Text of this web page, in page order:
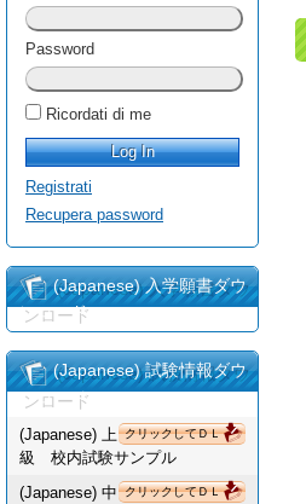
Password
Ricordati di me
Registrati
Recupera password
(Japanese) 入学願書ダウ
ンロード
(Japanese) 試験情報ダウ
ンロード
クリックしてＤＬ
(Japanese) 上
級 校内試験サンプル
クリックしてＤＬ
(Japanese) 中